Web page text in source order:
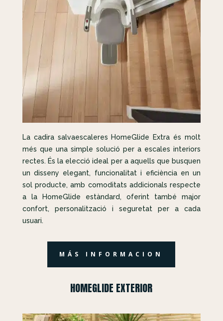
La cadira salvaescaleres HomeGlide Extra és molt
més que una simple solució per a escales interiors
rectes. És la elecció ideal per a aquells que busquen
un disseny elegant, funcionalitat i eficiència en un
sol producte, amb comoditats addicionals respecte
a la HomeGlide estàndard, oferint també major
confort, personalització i seguretat per a cada
usuari.
MÁS INFORMACION
HOMEGLIDE EXTERIOR